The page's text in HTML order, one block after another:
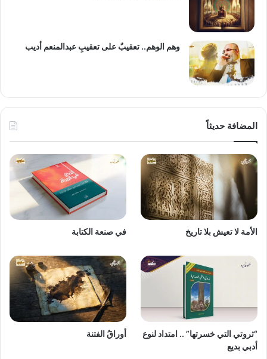
وهم الوهم.. تعقيبٌ على تعقيبِ عبدالمنعم أديب
المضافة حديثاً
الأمة لا تعيش بلا تاريخ في صنعة الكتابة
“ثروتي التي خسرتها” .. امتداد لنوع
أدبي بديع
أوراقُ الفتنة